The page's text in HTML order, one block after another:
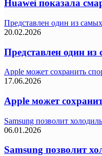
Huawei показала
Представлен один из
20.02.2026
Представлен один
Apple может сохранить
17.06.2026
Apple может
Samsung позволит
06.01.2026
Samsung позволит